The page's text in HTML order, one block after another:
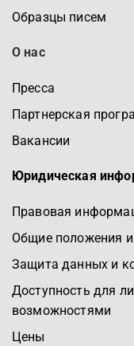
Образцы писем
О нас
Пресса
Партнерская
Вакансии
Юридическая
Правовая
Общие положения и
Защита данных и
Доступность для
возможностями
Цены